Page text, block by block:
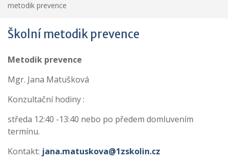
metodik prevence
Školní metodik prevence
Metodik prevence
Mgr. Jana Matušková
Konzultační hodiny :
středa 12:40 -13:40 nebo po předem domluvením
termínu.
Kontakt: jana.matuskova@1zskolin.cz